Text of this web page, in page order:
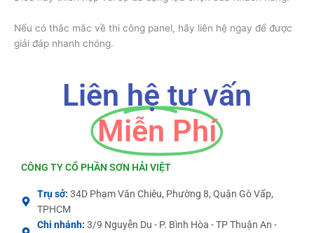
Nếu có thắc mắc về thi công panel, hãy liên hệ ngay để được
giải đáp nhanh chóng.
Liên hệ tư vấn
Miễn Phí
CÔNG TY CỔ PHẦN SƠN HẢI VIỆT
Trụ sở: 34D Phạm Văn Chiêu, Phường 8, Quận Gò Vấp,
TPHCM
Chi nhánh: 3/9 Nguyễn Du - P. Bình Hòa - TP Thuận An -